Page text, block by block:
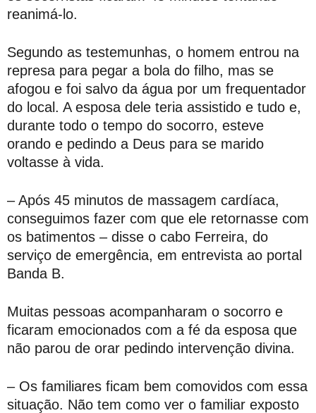
reanimá-lo.
Segundo as testemunhas, o homem entrou na
represa para pegar a bola do filho, mas se
afogou e foi salvo da água por um frequentador
do local. A esposa dele teria assistido e tudo e,
durante todo o tempo do socorro, esteve
orando e pedindo a Deus para se marido
voltasse à vida.
– Após 45 minutos de massagem cardíaca,
conseguimos fazer com que ele retornasse com
os batimentos – disse o cabo Ferreira, do
serviço de emergência, em entrevista ao portal
Banda B.
Muitas pessoas acompanharam o socorro e
ficaram emocionados com a fé da esposa que
não parou de orar pedindo intervenção divina.
– Os familiares ficam bem comovidos com essa
situação. Não tem como ver o familiar exposto